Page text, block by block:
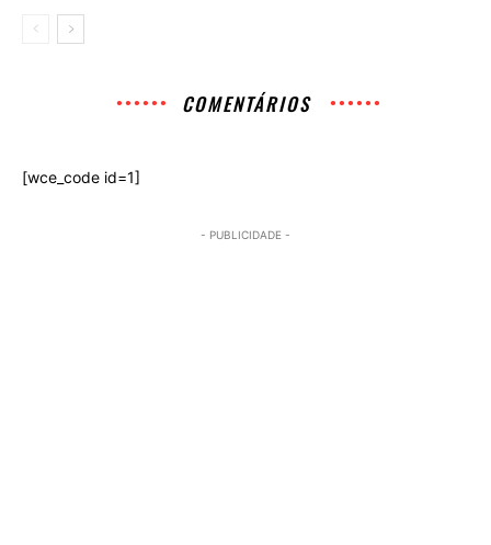
COMENTÁRIOS
[wce_code id=1]
- PUBLICIDADE -